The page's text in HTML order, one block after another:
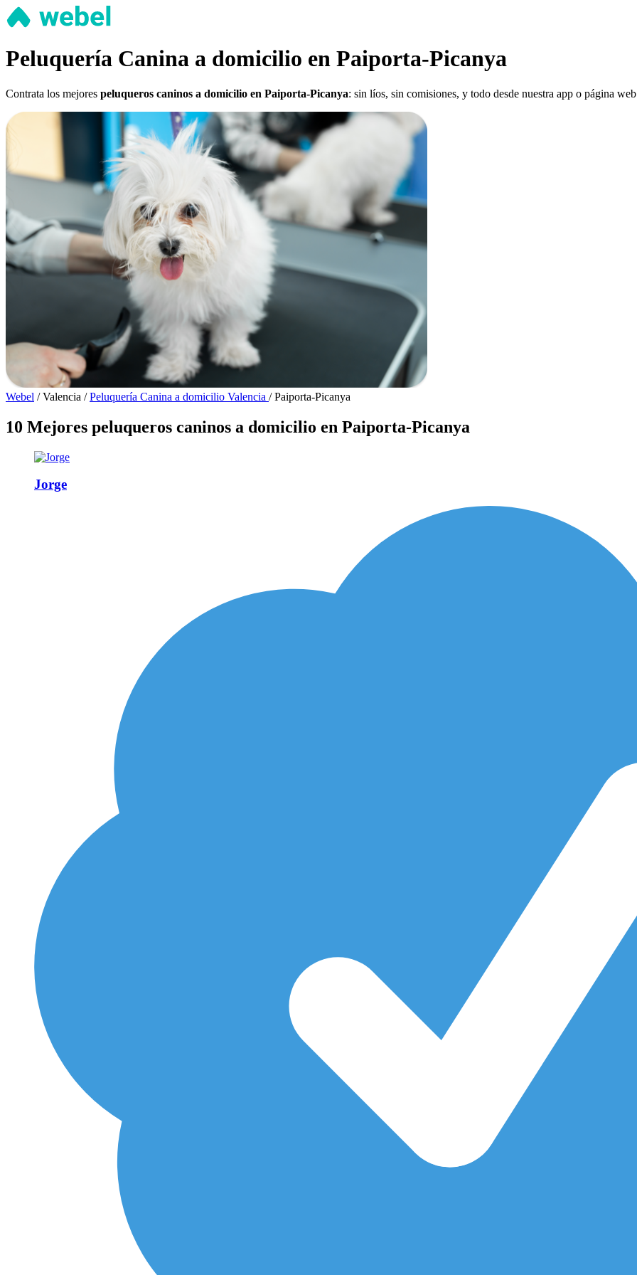
Peluquería Canina a domicilio en Paiporta-Picanya
Contrata los mejores peluqueros caninos a domicilio en Paiporta-Picanya: sin líos, sin comisiones, y todo desde nuestra app o página
Webel / Valencia / Peluquería Canina a domicilio Valencia / Paiporta-Picanya
10 Mejores peluqueros caninos a domicilio en Paiporta-Picanya
Jorge